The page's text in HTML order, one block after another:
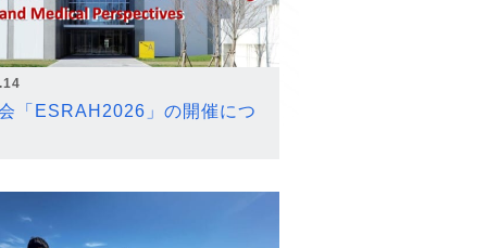
「ESRAH2026」の開催につ